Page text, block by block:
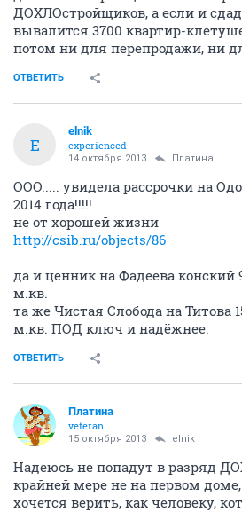
ДОХЛОстройщиков, а если и
вывалится 3700 квартир-
потом ни для перепродажи, ни
ОТВЕТИТЬ
E
elnik
experienced
14 октября 2013 Платина
ООО..... увидела рассрочки на
2014 года!!!!!
не от хорошей жизни
http://csib.ru/objects/86
да и ценник на Фадеева конский
м.кв.
та же Чистая Слобода на Титова
м.кв. ПОД ключ и надёжнее.
ОТВЕТИТЬ
Платина
veteran
15 октября 2013 elnik
Надеюсь не попадут в разряд
крайней мере не на первом
хочется верить, как человеку,